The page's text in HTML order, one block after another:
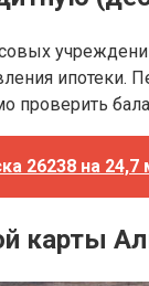
ипотеки.
26238 на 24,7
карты